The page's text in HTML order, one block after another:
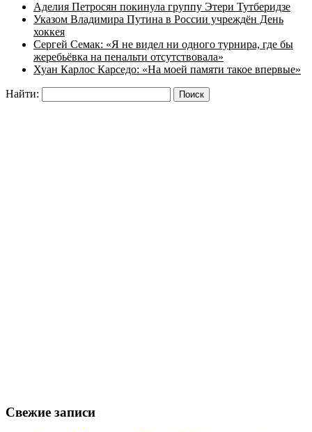
Аделия Петросян покинула группу Этери Тутберидзе
Указом Владимира Путина в России учреждён День
хоккея
Сергей Семак: «Я не видел ни одного турнира, где бы
жеребьёвка на пенальти отсутствовала»
Хуан Карлос Карседо: «На моей памяти такое впервые»
Найти:
Свежие записи